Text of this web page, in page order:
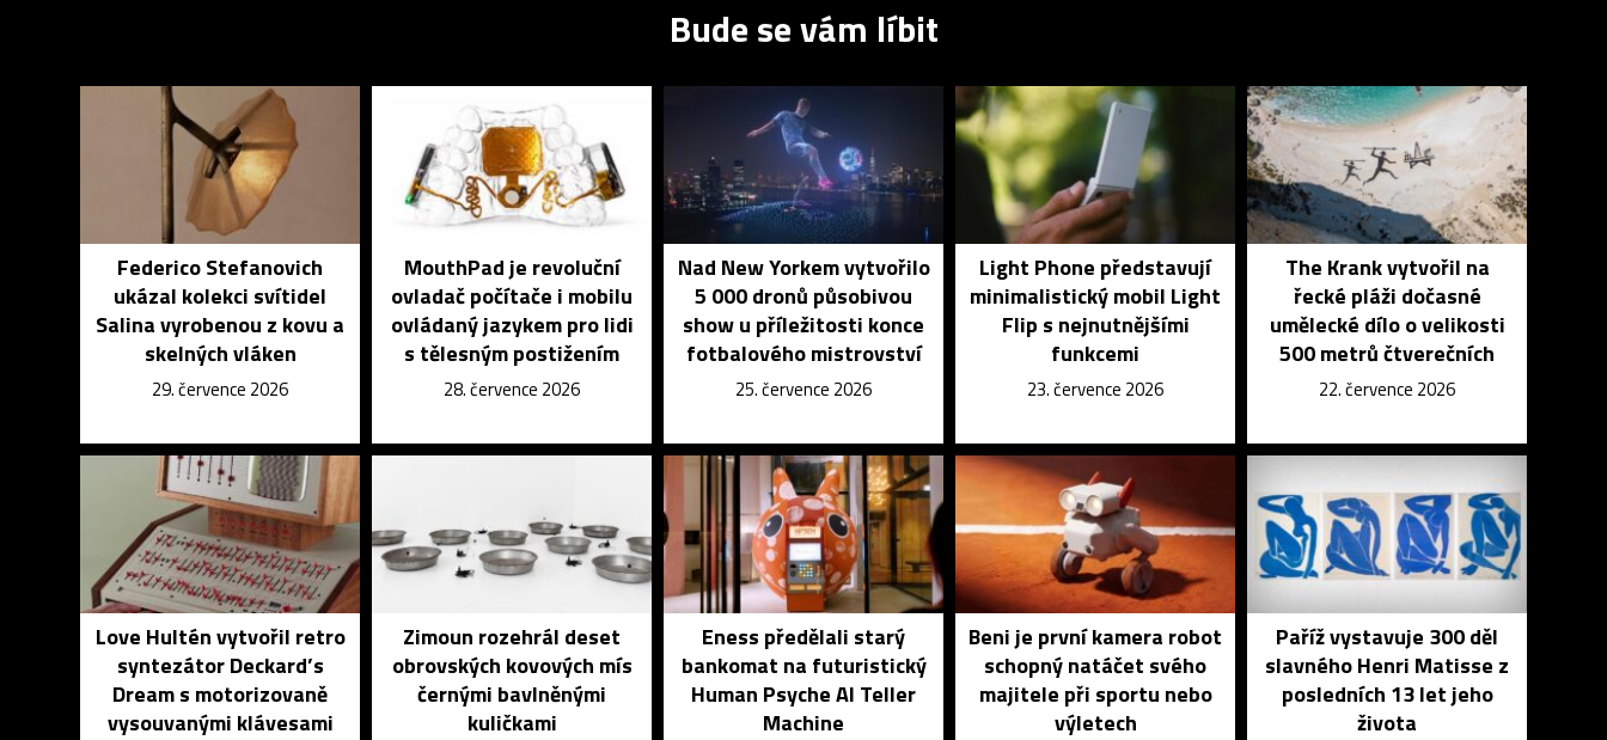
Bude se vám líbit
Federico Stefanovich
ukázal kolekci svítidel
Salina vyrobenou z kovu a
skelných vláken
29. července 2026
MouthPad je revoluční
ovladač počítače i mobilu
ovládaný jazykem pro lidi
s tělesným postižením
28. července 2026
Nad New Yorkem vytvořilo
5 000 dronů působivou
show u příležitosti konce
fotbalového mistrovství
25. července 2026
Light Phone představují
minimalistický mobil Light
Flip s nejnutnějšími
funkcemi
23. července 2026
The Krank vytvořil na
řecké pláži dočasné
umělecké dílo o velikosti
500 metrů čtverečních
22. července 2026
Love Hultén vytvořil retro
syntezátor Deckard’s
Dream s motorizovaně
vysouvanými klávesami
Zimoun rozehrál deset
obrovských kovových mís
černými bavlněnými
kuličkami
Eness předělali starý
bankomat na futuristický
Human Psyche AI Teller
Machine
Beni je první kamera robot
schopný natáčet svého
majitele při sportu nebo
výletech
Paříž vystavuje 300 děl
slavného Henri Matisse z
posledních 13 let jeho
života